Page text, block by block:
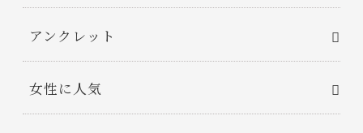
アンクレット
女性に人気